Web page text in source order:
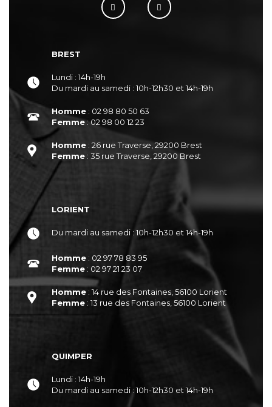
BREST
Lundi : 14h-19h
Du mardi au samedi : 10h-12h30 et 14h-19h
Homme : 02 98 80 50 63
Femme: 02 98 00 12 23
Homme : 26 rue Traverse, 29200 Brest
Femme : 35 rue Traverse, 29200 Brest
LORIENT
Du mardi au samedi : 10h-12h30 et 14h-19h
Homme : 02 97 78 83 95
Femme : 02 97 21 23 07
Homme : 14 rue des Fontaines, 56100 Lorient
Femme : 13 rue des Fontaines, 56100 Lorient
QUIMPER
Lundi : 14h-19h
Du mardi au samedi : 10h-12h30 et 14h-19h